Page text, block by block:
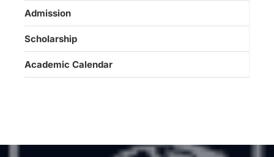
Admission
Scholarship
Academic Calendar